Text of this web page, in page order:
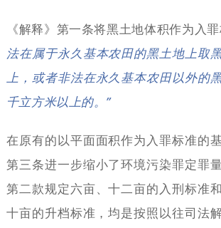
《解释》第一条将黑土地体积作为入
法在属于永久基本农田的黑土地上取
上，或者非法在永久基本农田以外的
千立方米以上的。”
在原有的以平面面积作为入罪标准的
第三条进一步缩小了环境污染罪定罪
第二款规定六亩、十二亩的入刑标准
十亩的升档标准，均是按照以往司法